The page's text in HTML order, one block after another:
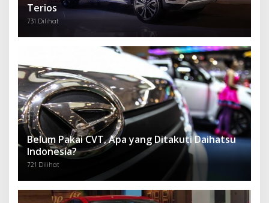
Terios
731 Dilihat
Belum Pakai CVT, Apa yang Ditakuti Daihatsu
Indonesia?
721 Dilihat